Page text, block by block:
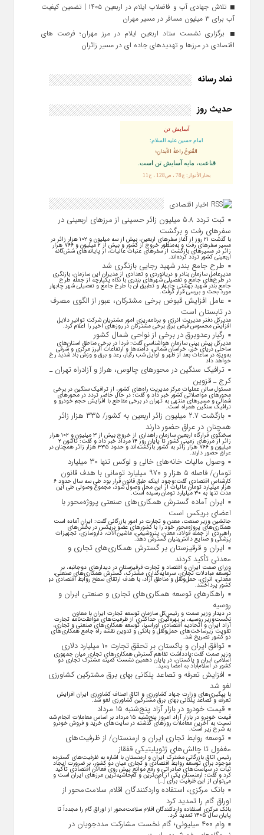
تلاش جهادی آب و فاضلاب ایلام در اربعین ۱۴۰۵ | تضمین کیفیت
آب برای ۳ میلیون مسافر در مسیر مهران
برگزاری نشست ستاد اربعین ایلام در مرز مهران؛ فرصت‌ های
اقتصادی در مرزها و تهدیدهای جاده‌ ای در مسیر زائران
نماد رسانه
حدیث روز
آسایش تن
امام حسین علیه السلام:
القُنوعُ راحَةُ الأبدانِ؛
قناعت، مايه آسايش تن است.
بحارالأنوار: ج78 ، ص128 ، ح11
اخبار اقتصادی
ثبت تردد ۵.۸ میلیون زائر حسینی از مرزهای اربعینی در
سفرهای رفت و برگشت
با گذشت ۲۱ روز از آغاز سفرهای اربعین، بیش از سه میلیون و ۱۰۲ هزار زائر در
مسیر سفرهای رفت و به‌منظور خروج از کشور و بیش از ۲ میلیون و ۷۶۶ هزار
زائر در مسیرهای بازگشت از سفرهای عتبات عالیات، از پایانه‌های شش‌گانه
اربعینی کشور تردد کرده‌اند.
طرح جامع بندر شهید رجایی بازنگری شد
مدیرعامل سازمان بنادر و دریانوردی و تعدادی از مدیران این سازمان، بازنگری
در طرح‌های جامع و تفصیلی شهر‌های بندری با نگاه یکپارچه از جمله طرح
جامع بندر شهید بهشتی چابهار و تطبیق آن با طرح جامع و تفصیلی شهر چابهار
مورد بحث و بررسی قرار گرفت.
عامل افزایش قبوض برخی مشترکان، عبور از الگوی مصرف
در تابستان است
مدیرکل دفتر مدیریت انرژی و برنامه‌ریزی امور مشتریان شرکت توانیر دلایل
افزایش محسوس قبض برق برخی مشترکان در روزهای اخیر را اعلام کرد.
رگبار رعدوبرق در برخی از نواحی شمال کشور
مدیرکل پیش بینی سازمان هواشناسی گفت: فردا در برخی مناطق استان‌های
ساحلی دریای خزر، خراسان شمالی، دامنه‌ها و ارتفاعات البرز مرکزی و شرقی
به‌ویژه در ساعات بعد از ظهر و اوایل شب رگبار، رعد و برق و وزش باد شدید رخ
خواهد داد
ترافیک سنگین در محورهای چالوس، هراز و آزادراه تهران ـ
کرج ـ قزوین
مسئول سالن عملیات مرکز مدیریت راه‌های کشور، از ترافیک سنگین در برخی
محورهای مواصلاتی کشور خبر داد و گفت: در حال حاضر تردد در محورهای
شمالی و مسیرهای منتهی به تهران در برخی مقاطع با افزایش حجم خودرو و
ترافیک سنگین همراه است.
بازگشت ۲.۷ میلیون زائر اربعین به کشور/ ۳۳۵ هزار زائر
همچنان در عراق حضور دارند
سخنگوی قرارگاه اربعین سازمان راهداری از خروج بیش از ۳ میلیون و ۱۰۲ هزار
زائر از مرز‌های زمینی کشور تا پایان روز ۱۴ مرداد خبر داد و گفت: تاکنون ۲
میلیون و ۷۶۶ هزار زائر به کشور بازگشته‌اند و حدود ۳۳۵ هزار زائر همچنان در
عراق حضور دارند.
وصول مالیات خانه‌های خالی و لوکس تنها ۳۰ میلیارد
تومان/ فاصله ۵ هزار و ۹۷۰ میلیارد تومانی با هدف قانون
کارشناس اقتصادی گفت:وجود اینکه طبق قانون قرار بود طی سه سال حدود ۶
هزار میلیارد تومان مالیات از این محل وصول شود، مجموع وصولی طی این
مدت تنها به ۳۰ میلیارد تومان رسیده است.
ایران آماده گسترش همکاری‌های صنعتی پروژه‌محور با
اعضای بریکس است
جانشین وزیر صنعت، معدن و تجارت در امور بازرگانی گفت: ایران آماده است
همکاری‌های پروژه‌محور خود را با کشور‌های عضو بریکس در بخش‌های
راهبردی از جمله فولاد، معدن، پتروشیمی، ماشین‌آلات، داروسازی، تجهیزات
پزشکی و صنایع دانش‌بنیان گسترش دهد.
ایران و قرقیزستان بر گسترش همکاری‌های تجاری و
معدنی تأکید کردند
وزرای صمت ایران و اقتصاد و تجارت قرقیزستان در دیدار‌های دوجانبه، بر
توسعه مبادلات تجاری، سرمایه‌گذاری مشترک، گسترش همکاری‌های صنعتی،
معدنی، انرژی، حمل‌ونقل و مناطق آزاد، با هدف ارتقای سطح روابط اقتصادی دو
کشور پرداختند.
راهکارهای توسعه همکاری‌های تجاری و صنعتی ایران و
روسیه
در دیدار وزیر صمت و رئیس‌کل سازمان توسعه تجارت ایران با معاون
نخست‌وزیر روسیه، بر بهره‌گیری حداکثری از ظرفیت‌های موافقت‌نامه تجارت
آزاد ایران و اتحادیه اقتصادی اوراسیا، توسعه همکاری‌های صنعتی و تجاری،
تقویت زیرساخت‌های حمل‌ونقل و بانکی و تدوین نقشه راه جامع همکاری‌های
دو کشور تصریح شد.
توافق ایران و پاکستان بر تحقق تجارت ۱۰ میلیارد دلاری
وزیر صمت گفت:یادداشت تفاهم گسترش همکاری‌های تجاری میان جمهوری
اسلامی ایران و پاکستان، در پایان دهمین نشست کمیته مشترک تجاری دو
کشور در اسلام‌آباد به امضا رسید.
افزایش تعرفه و تصاعد پلکانی بهای برق مشترکین کشاورزی
لغو شد
با پیگیری‌های وزارت جهاد کشاورزی و اتاق اصناف کشاورزی ایران افزایش
تعرفه و تصاعد پلکانی بهای برق مشترکین کشاورزی لغو شد.
قیمت خودرو در بازار آزاد پنج‌شنبه ۱۵ مرداد
قیمت خودرو در بازار آزاد امروز پنج‌شنبه ۱۵ مرداد بر اساس معاملات انجام شده
نسبت به آخرین معاملات روز‌های گذشته در سایت‌های خرید و فروش خودرو
به شرح زیر است.
توسعه روابط تجاری ایران و ارمنستان/ از ظرفیت‌های
مغفول تا چالش‌های ژئوپلیتیکی قفقاز
رئیس اتاق بازرگانی مشترک ایران و ارمنستان با اشاره به ظرفیت‌های گسترده
موجود برای توسعه روابط اقتصادی و تجاری میان دو کشور، بر ضرورت ایجاد
ثبات در سیاست‌های صادراتی و رفع موانع پیش روی فعالان اقتصادی تأکید
کرد و گفت: ارمنستان یکی از امن‌ترین و کم‌حاشیه‌ترین مرز‌های ایران است و
می‌توان از این ظرفیت برای […]
بانک مرکزی، استفاده واردکنندگان اقلام سلامت‌محور از
اوراق گام را تمدید کرد
بانک مرکزی استفاده واردکنندگان اقلام سلامت‌محور از اوراق گام را مجدداً تا
پایان سال ۱۴۰۵ تمدید کرد.
وام ۴۰۰ میلیونی؛ گام نخست مشارکت مددجویان در